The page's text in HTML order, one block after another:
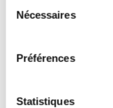
Nécessaires
Préférences
Statistiques